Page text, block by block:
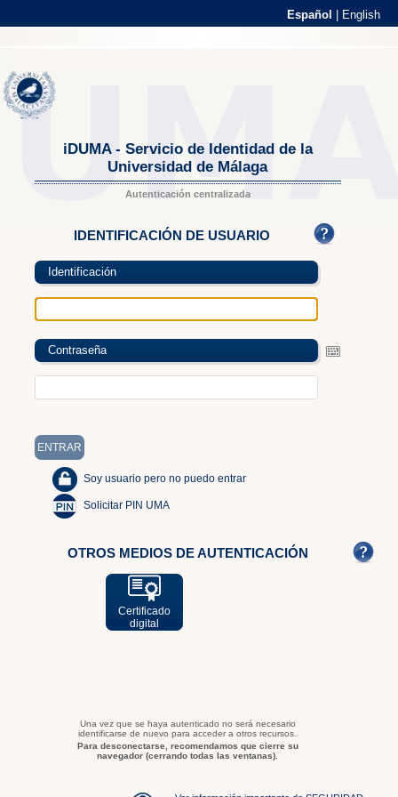
Español English
iDUMA - Servicio de Identidad de la
Universidad de Málaga
Autenticación centralizada
IDENTIFICACIÓN DE USUARIO
Identificación
Contraseña
Soy usuario pero no puedo entrar
Solicitar PIN UMA
OTROS MEDIOS DE AUTENTICACIÓN
Certificado
digital
Una vez que se haya autenticado no será necesario
identificarse de nuevo para acceder a otros recursos.
Para desconectarse, recomendamos que cierre su
navegador (cerrando todas las ventanas).